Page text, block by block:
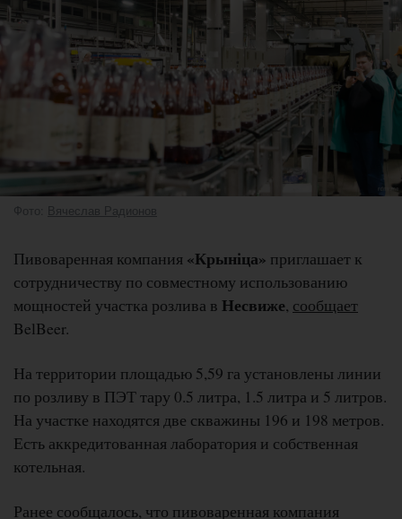
Фото: Вячеслав Радионов
Пивоваренная компания «Крыніца» приглашает к
сотрудничеству по совместному использованию
мощностей участка розлива в Несвиже, сообщает
BelBeer.
На территории площадью 5,59 га установлены линии
по розливу в ПЭТ тару 0.5 литра, 1.5 литра и 5 литров.
На участке находятся две скважины 196 и 198 метров.
Есть аккредитованная лаборатория и собственная
котельная.
Ранее сообщалось, что пивоваренная компания